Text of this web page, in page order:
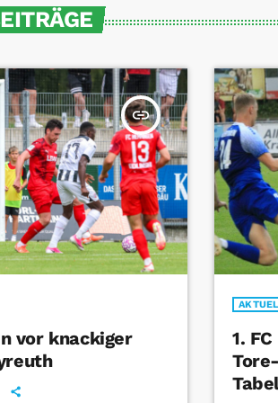
insert_link
vor knackiger
1.